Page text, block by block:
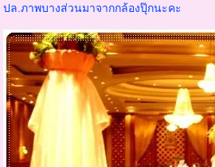
ปล.ภาพบางส่วนมาจากกล้องปุ๊กนะคะ